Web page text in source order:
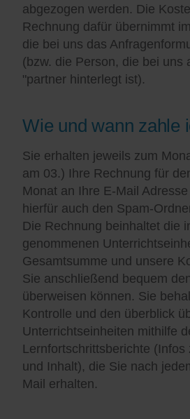
abgezogen werden. Die
Rechnung dafür übernimmt
die bei uns das
(bzw. die Person, die bei uns
"partner hinterlegt ist).
Wie und wann zahle
Sie erhalten jeweils zum
am 03.) Ihre Rechnung für
Monat an Ihre E-Mail
hierfür auch den Spam-
Die Rechnung beinhaltet die
genommenen
Gesamtsumme und unsere
Sie anschließend bequem
überweisen können. Sie
Kontrolle und den überblick
Unterrichtseinheiten mithilfe
Lernfortschrittsberichte
und Inhalt), die Sie nach
Mail erhalten.